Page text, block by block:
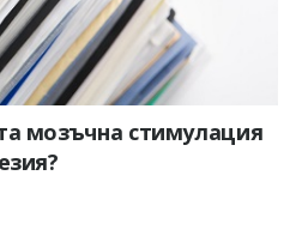
мозъчна стимулация